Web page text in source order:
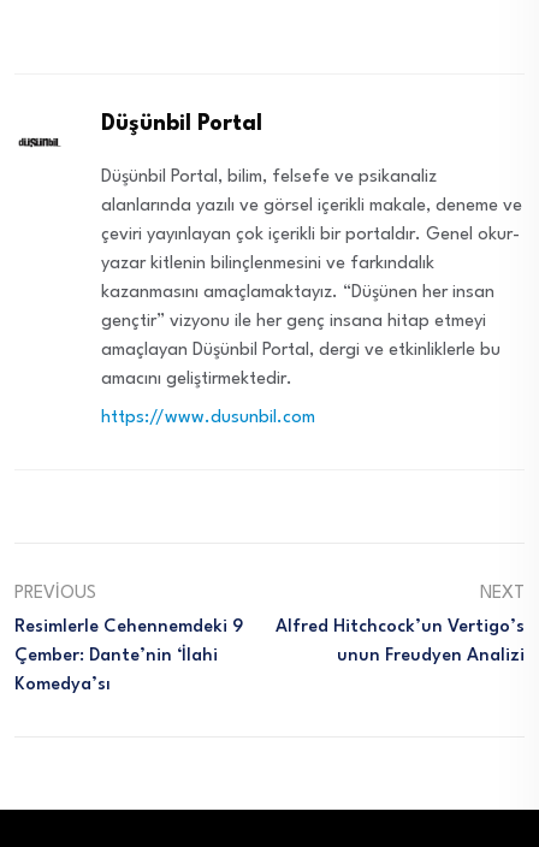
Düşünbil Portal
Düşünbil Portal, bilim, felsefe ve psikanaliz
alanlarında yazılı ve görsel içerikli makale, deneme ve
çeviri yayınlayan çok içerikli bir portaldır. Genel okur-
yazar kitlenin bilinçlenmesini ve farkındalık
kazanmasını amaçlamaktayız. “Düşünen her insan
gençtir” vizyonu ile her genç insana hitap etmeyi
amaçlayan Düşünbil Portal, dergi ve etkinliklerle bu
amacını geliştirmektedir.
https://www.dusunbil.com
PREVIOUS
Resimlerle Cehennemdeki 9
Çember: Dante’nin ‘İlahi
Komedya’sı
NEXT
Alfred Hitchcock’un Vertigo’s
Unun Freudyen Analizi